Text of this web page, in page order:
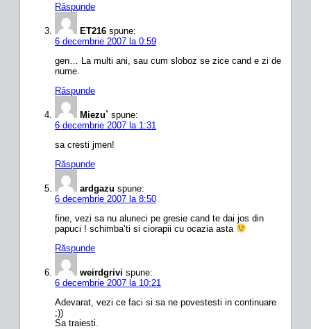
Răspunde
ET216 spune:
6 decembrie 2007 la 0:59
gen… La multi ani, sau cum sloboz se zice cand e zi de
nume.
Răspunde
Miezu` spune:
6 decembrie 2007 la 1:31
sa cresti jmen!
Răspunde
ardgazu spune:
6 decembrie 2007 la 8:50
fine, vezi sa nu aluneci pe gresie cand te dai jos din
papuci ! schimba’ti si ciorapii cu ocazia asta
Răspunde
weirdgrivi spune:
6 decembrie 2007 la 10:21
Adevarat, vezi ce faci si sa ne povestesti in continuare
;))
Sa traiesti.